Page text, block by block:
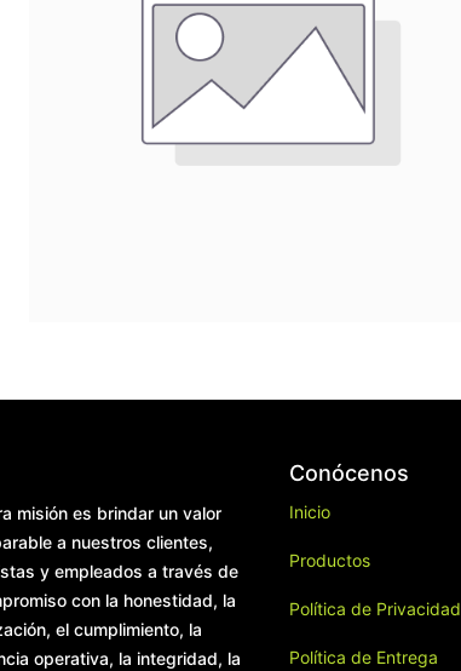
misión es brindar un valor
a nuestros clientes,
y empleados a través de
con la honestidad, la
el cumplimiento, la
operativa, la integridad, la
Conócenos
Inicio
Productos
Política de Privacidad
Política de Entrega